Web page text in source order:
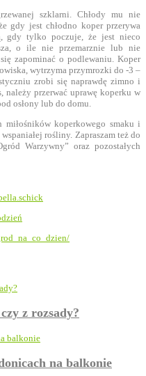
szklarni. Chłody mu nie
gdy jest chłodno koper przerywa
gdy tylko poczuje, że jest nieco
o ile nie przemarznie lub nie
zapominać o podlewaniu. Koper
wytrzyma przymrozki do -3 –
zrobi się naprawdę zimno i
należy przerwać uprawę koperku w
osłony lub do domu.
koperkowego smaku i
rośliny. Zapraszam też do
Warzywny” oraz pozostałych
z rozsady?
na balkonie